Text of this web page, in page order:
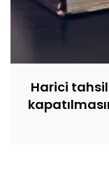
Harici tahsil